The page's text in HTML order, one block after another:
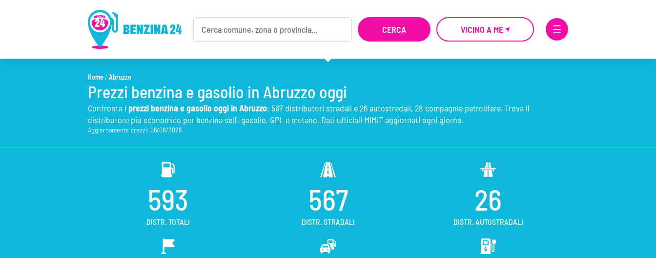
VICINO A ME
Home/ Abruzzo
Prezzi benzina e gasolio in Abruzzo oggi
Confronta i prezzi benzina e gasolio oggi in Abruzzo: 567 distributori stradali e 26 autostradali, 28 compagnie petrolifere. Trova il
distributore più economico per benzina self, gasolio, GPL e metano. Dati ufficiali MIMIT aggiornati ogni giorno.
Aggiornamento prezzi: 06/08/2026
593
DISTR. TOTALI
567
DISTR. STRADALI
26
DISTR. AUTOSTRADALI